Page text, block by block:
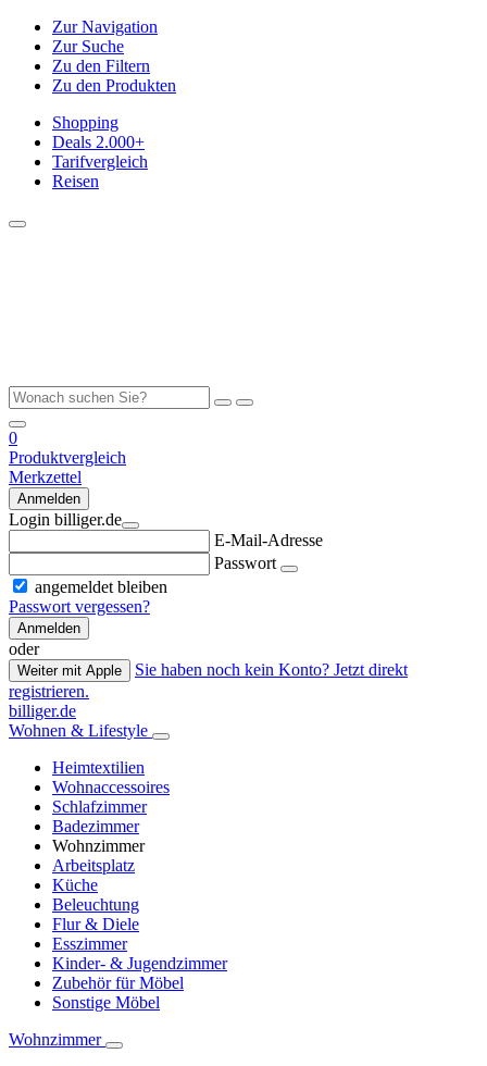
Zur Navigation
Zur Suche
Zu den Filtern
Zu den Produkten
Shopping
Deals 2.000+
Tarifvergleich
Reisen
0
Produktvergleich
Merkzettel
Anmelden
Login billiger.de
E-Mail-Adresse
Passwort
angemeldet bleiben
Passwort vergessen?
Anmelden
oder
Weiter mit Apple
Sie haben noch kein Konto? Jetzt direkt
registrieren.
billiger.de
Wohnen & Lifestyle
Heimtextilien
Wohnaccessoires
Schlafzimmer
Badezimmer
Wohnzimmer
Arbeitsplatz
Küche
Beleuchtung
Flur & Diele
Esszimmer
Kinder- & Jugendzimmer
Zubehör für Möbel
Sonstige Möbel
Wohnzimmer